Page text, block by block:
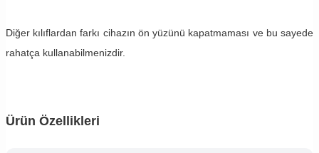
Diğer kılıflardan farkı cihazın ön yüzünü kapatmaması ve bu sayede
rahatça kullanabilmenizdir.
Ürün Özellikleri